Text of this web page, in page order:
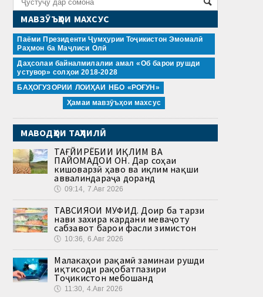
МАВЗӮЪҲОИ МАХСУС
Паёми Президенти Ҷумҳурии Тоҷикистон Эмомалӣ
Раҳмон ба Маҷлиси Олӣ
Даҳсолаи байналмилалии амал «Об барои рушди
устувор» солҳои 2018-2028
БАҲОГУЗОРИИ ЛОИҲАИ НБО «РОҒУН»
Ҳамаи мавзӯъҳои махсус
МАВОДҲОИ ТАҲЛИЛӢ
ТАҒЙИРЁБИИ ИҚЛИМ ВА
ПАЙОМАДҲОИ ОН. Дар соҳаи
кишоварзӣ ҳаво ва иқлим нақши
аввалиндараҷа доранд
🕔 09:14, 7.Авг 2026
ТАВСИЯҲОИ МУФИД. Доир ба тарзи
нави захира кардани меваҷоту
сабзавот барои фасли зимистон
🕔 10:36, 6.Авг 2026
Малакаҳои рақамӣ заминаи рушди
иқтисоди рақобатпазири
Тоҷикистон мебошанд
🕔 11:30, 4.Авг 2026